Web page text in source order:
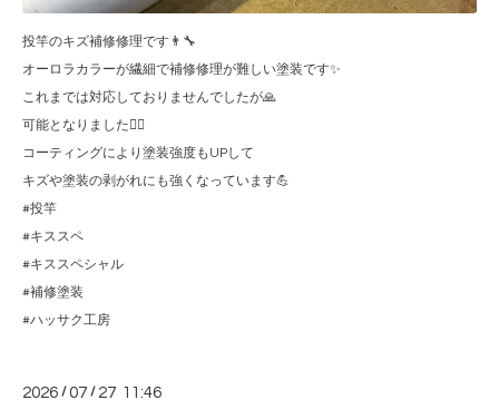
投竿のキズ補修修理です👨‍🔧
オーロラカラーが繊細で補修修理が難しい塗装です✨
これまでは対応しておりませんでしたが🙏
可能となりました🙆‍♂️
コーティングにより塗装強度もUPして
キズや塗装の剥がれにも強くなっています💪
#投竿
#キススペ
#キススペシャル
#補修塗装
#ハッサク工房
2026 /07 / 27 11:46